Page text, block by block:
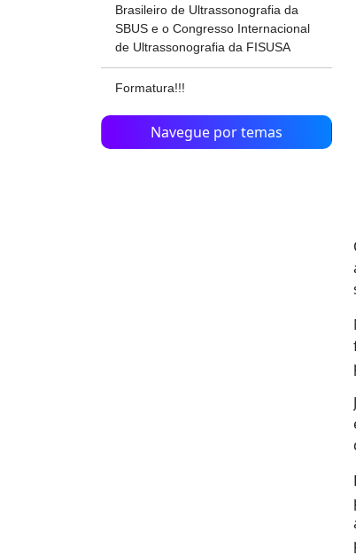
Brasileiro de Ultrassonografia da
SBUS e o Congresso Internacional
de Ultrassonografia da FISUSA
Formatura!!!
Navegue por temas